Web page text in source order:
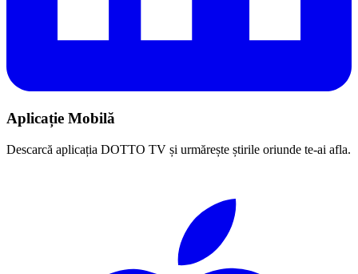
Aplicație Mobilă
Descarcă aplicația DOTTO TV și urmărește știrile oriunde te-ai afla.